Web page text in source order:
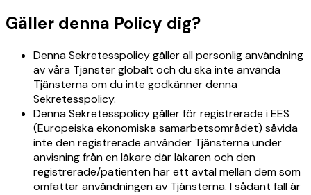
Gäller denna Policy dig?
Denna Sekretesspolicy gäller all personlig användning
av våra Tjänster globalt och du ska inte använda
Tjänsterna om du inte godkänner denna
Sekretesspolicy.
Denna Sekretesspolicy gäller för registrerade i EES
(Europeiska ekonomiska samarbetsområdet) såvida
inte den registrerade använder Tjänsterna under
anvisning från en läkare där läkaren och den
registrerade/patienten har ett avtal mellan dem som
omfattar användningen av Tjänsterna. I sådant fall är